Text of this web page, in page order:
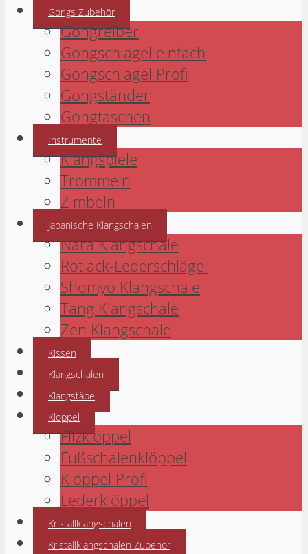
Gongs Zubehör
Gongreiber
Gongschlägel einfach
Gongschlägel Profi
Gongständer
Gongtaschen
Instrumente
Klangspiele
Trommeln
Zimbeln
Japanische Klangschalen
Nara Klangschale
Rotlack-Lederschlägel
Shomyo Klangschale
Tang Klangschale
Zen Klangschale
Kissen
Klangschalen
Klangstäbe
Klöppel
Filzklöppel
Fußschalenklöppel
Klöppel Profi
Lederklöppel
Kristallklangschalen
Kristallklangschalen Zubehör